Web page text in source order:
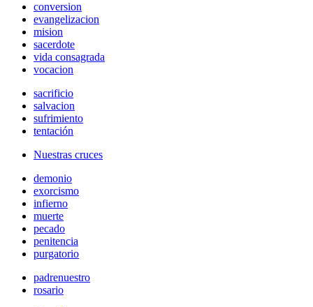
conversion
evangelizacion
mision
sacerdote
vida consagrada
vocacion
sacrificio
salvacion
sufrimiento
tentación
Nuestras cruces
demonio
exorcismo
infierno
muerte
pecado
penitencia
purgatorio
padrenuestro
rosario